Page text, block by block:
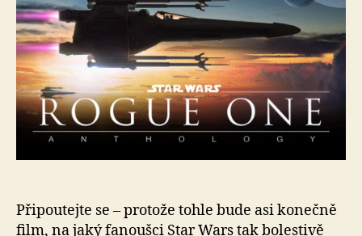
Rogue
One:
A
Star
Wars
Story
slibuje
hvězdnou
podívanou!
Připoutejte se – protože tohle bude asi konečně
film, na jaký fanoušci Star Wars tak bolestivě